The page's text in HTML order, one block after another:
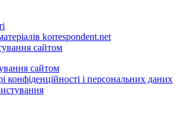
korrespondent.net
сайтом
сайтом
конфіденційності і персональних даних